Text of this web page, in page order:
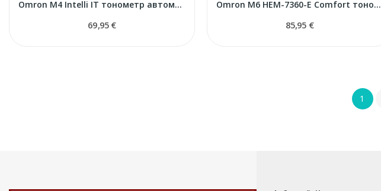
Omron M4 Intelli IT тонометр автоматический
69,95 €
Omron M6 HEM-7360-E Comfort тонометр
85,95 €
1